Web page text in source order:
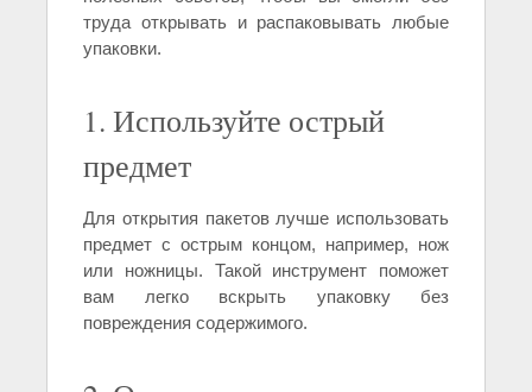
труда открывать и распаковывать любые
упаковки.
1. Используйте острый
предмет
Для открытия пакетов лучше использовать
предмет с острым концом, например, нож
или ножницы. Такой инструмент поможет
вам легко вскрыть упаковку без
повреждения содержимого.